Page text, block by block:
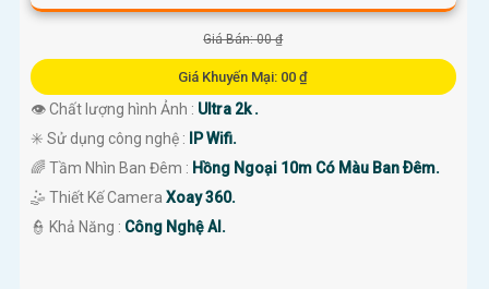
Giá Bán: 00 ₫
Giá Khuyến Mại: 00 ₫
👁 Chất lượng hình Ảnh : Ultra 2k .
✳️ Sử dụng công nghệ :
IP Wifi.
🌈 Tầm Nhìn Ban Đêm : Hồng Ngoại 10m Có Màu Ban Ðêm.
🤹 Thiết Kế Camera Xoay 360.
️👮 Khả Năng : Công Nghệ AI.